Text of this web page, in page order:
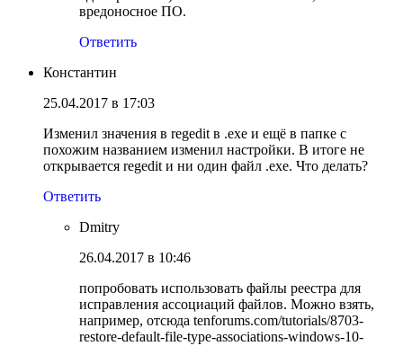
вредоносное ПО.
Ответить
Константин
25.04.2017 в 17:03
Изменил значения в regedit в .exe и ещё в папке с
похожим названием изменил настройки. В итоге не
открывается regedit и ни один файл .exe. Что делать?
Ответить
Dmitry
26.04.2017 в 10:46
попробовать использовать файлы реестра для
исправления ассоциаций файлов. Можно взять,
например, отсюда tenforums.com/tutorials/8703-
restore-default-file-type-associations-windows-10-